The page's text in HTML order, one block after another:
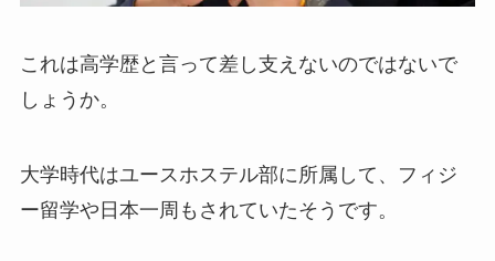
これは高学歴と言って差し支えないのではないで
しょうか。
大学時代はユースホステル部に所属して、フィジ
ー留学や日本一周もされていたそうです。